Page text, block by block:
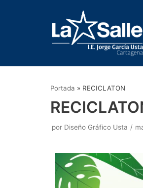
Portada » RECICLATON
por Diseño Gráfico Usta